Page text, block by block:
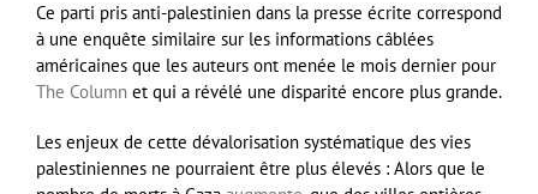
Ce parti pris anti-palestinien dans la presse écrite correspond
à une enquête similaire sur les informations câblées
américaines que les auteurs ont menée le mois dernier pour
The Column et qui a révélé une disparité encore plus grande.
Les enjeux de cette dévalorisation systématique des vies
palestiniennes ne pourraient être plus élevés : Alors que le